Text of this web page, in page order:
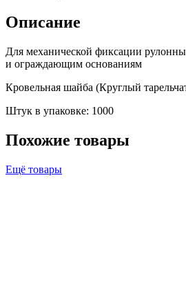
Описание
Для механической фиксации
и ограждающим основаниям
Кровельная шайба (Круглый
Штук в упаковке: 1000
Похожие товары
Ещё товары